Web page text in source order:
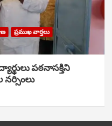
ప్రముఖ వార్తలు
పఠ‌నాసక్తిని